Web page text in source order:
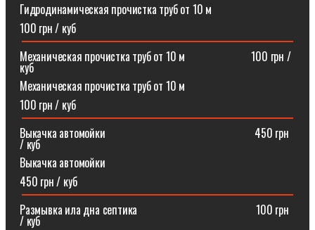
Гидродинамическая прочистка труб от 10 м
100 грн / куб
Механическая прочистка труб от 10 м⠀⠀⠀⠀⠀⠀⠀⠀100 грн /
куб
Механическая прочистка труб от 10 м
100 грн / куб
Выкачка автомойки⠀⠀⠀⠀⠀⠀⠀⠀⠀⠀⠀⠀⠀⠀⠀⠀⠀⠀450 грн
/ куб
Выкачка автомойки
450 грн / куб
Размывка ила дна септика ⠀⠀⠀⠀⠀⠀⠀⠀⠀⠀⠀⠀⠀⠀100 грн
/ куб